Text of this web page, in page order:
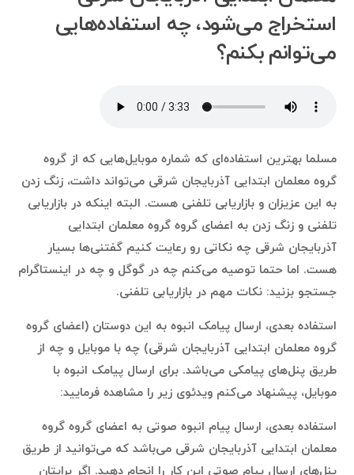
استخراج می‌شود، چه استفاده‌هایی
می‌توانم بکنم؟
مسلما بهترین استفاده‌ای که شماره موبایل‌هایی که از گروه
گروه معلمان ابتدایی آذربایجان شرقی می‌تواند داشت، زنگ زدن
به این عزیزان و بازاریابی تلفنی هست. البته اینکه در بازاریابی
تلفنی و زنگ زدن به اعضای گروه گروه معلمان ابتدایی
آذربایجان شرقی چه نکاتی رو رعایت کنیم گفتنی‌ها بسیار
هست. اما حتما توصیه می‌کنم چه در گوگل و چه در اینستاگرام
جستجو بزنید: نکات مهم در بازاریابی تلفنی.
استفاده بعدی، ارسال پیامک انبوه به این دوستان (اعضای گروه
گروه معلمان ابتدایی آذربایجان شرقی) چه با موبایل و چه از
طریق پنل‌های پیامکی می‌باشد. برای ارسال پیامک انبوه با
موبایل، پیشنهاد می‌کنم ویدئوی زیر را مشاهده فرمایید:
استفاده بعدی، ارسال پیام انبوه صوتی به اعضای گروه گروه
معلمان ابتدایی آذربایجان شرقی می‌باشد که می‌توانید از طریق
پنل‌های ارسال پیام صوتی این کار را انجام دهید. اگر برایتان